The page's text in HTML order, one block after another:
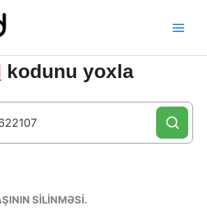
kodunu yoxla
SİLİNMƏSİ.